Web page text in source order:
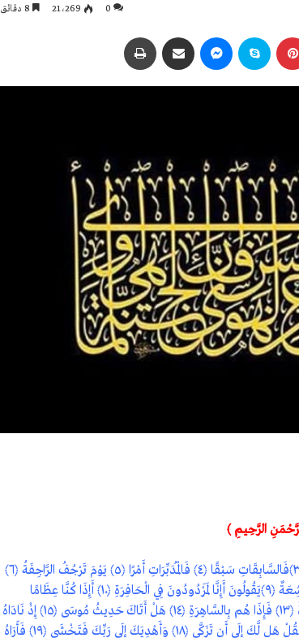
0 21٬269
بينتيريست سكايب ماسنجر مشاركة عبر البريد
الرَّحِيمِ ﴾
وَالنَّازِعَاتِ غَرْقًا ﴿١﴾ وَالنَّاشِطَاتِ نَشْطًا ﴿٢﴾ وَالسَّابِحَاتِ سَبْحًا ﴿٣﴾فَالسَّابِقَاتِ سَبْقًا ﴿٤﴾ فَالْمُدَبِّرَاتِ أَمْرًا ﴿٥﴾ يَوْمَ تَرْجُفُ الرَّاجِفَةُ ﴿٦﴾
تَتْبَعُهَا الرَّادِفَةُ ﴿٧﴾ قُلُوبٌ يَوْمَئِذٍ وَاجِفَةٌ ﴿٨﴾ أَبْصَارُهَا خَاشِعَةٌ ﴿٩﴾يَقُولُونَ أَإِنَّا لَمَرْدُودُونَ فِي الْحَافِرَةِ ﴿١٠﴾ أَإِذَا كُنَّا عِظَامًا
نَّخِرَةً ﴿١١﴾ قَالُوا تِلْكَ إِذًا كَرَّةٌ خَاسِرَةٌ ﴿١٢﴾ فَإِنَّمَا هِيَ زَجْرَةٌ وَاحِدَةٌ ﴿١٣﴾ فَإِذَا هُم بِالسَّاهِرَةِ ﴿١٤﴾ هَلْ أَتَاكَ حَدِيثُ مُوسَى ﴿١٥﴾ إِذْ نَادَاهُ
رَبُّهُ بِالْوَادِ الْمُقَدَّسِ طُوًى ﴿١٦﴾ اذْهَبْ إِلَى فِرْعَوْنَ إِنَّهُ طَغَى ﴿١٧﴾ فَقُلْ هَل لَّكَ إِلَى أَن تَزَكَّى ﴿١٨﴾ وَأَهْدِيَكَ إِلَى رَبِّكَ فَتَخْشَى ﴿١٩﴾ فَأَرَاهُ